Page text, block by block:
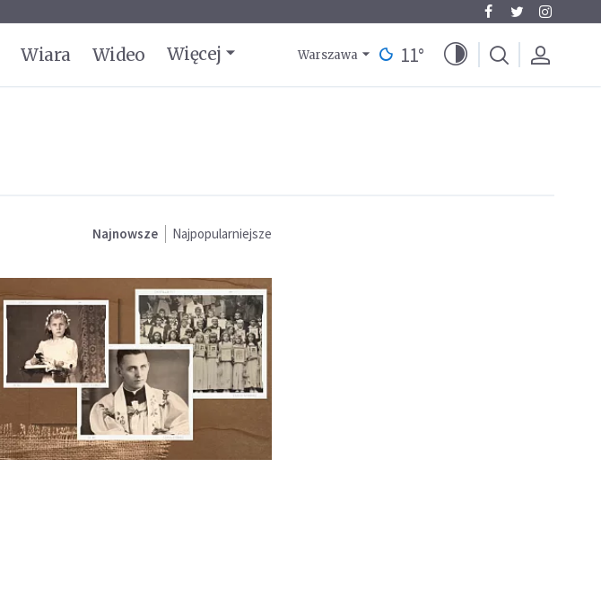
Wiara Wideo Więcej Warszawa 11°
Najnowsze Najpopularniejsze